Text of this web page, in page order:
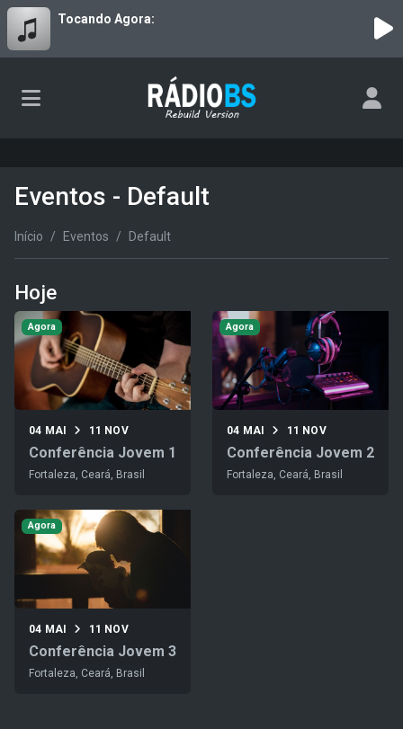
Tocando Agora:
Eventos - Default
Início Eventos Default
Hoje
04 MAI 11 NOV
Conferência Jovem 1
Fortaleza, Ceará, Brasil
Agora
04 MAI 11 NOV
Conferência Jovem 2
Fortaleza, Ceará, Brasil
Agora
04 MAI 11 NOV
Conferência Jovem 3
Fortaleza, Ceará, Brasil
Agora